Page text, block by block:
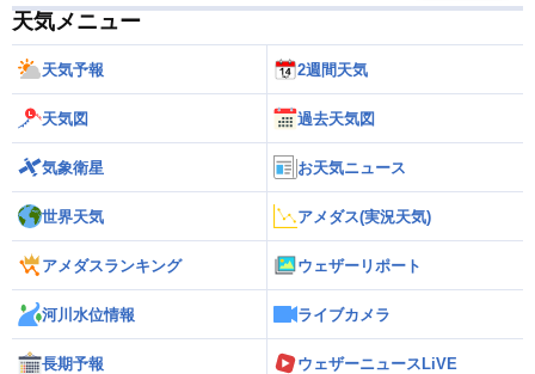
天気メニュー
天気予報 2週間天気
天気図 過去天気図
気象衛星 お天気ニュース
世界天気 アメダス(実況天気)
アメダスランキング ウェザーリポート
河川水位情報 ライブカメラ
長期予報 ウェザーニュースLiVE